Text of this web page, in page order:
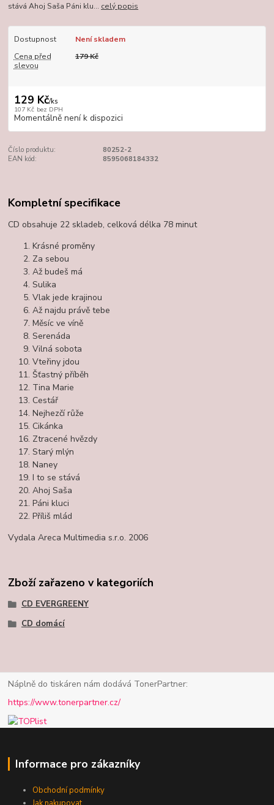
stává Ahoj Saša Páni klu... celý popis
Dostupnost
Není skladem
Cena před
slevou
179 Kč
129 Kč/ks
107 Kč bez DPH
Momentálně není k dispozici
Číslo produktu:
80252-2
EAN kód:
8595068184332
Kompletní specifikace
CD obsahuje 22 skladeb, celková délka 78 minut
Krásné proměny
Za sebou
Až budeš má
Sulika
Vlak jede krajinou
Až najdu právě tebe
Měsíc ve víně
Serenáda
Vilná sobota
Vteřiny jdou
Šťastný příběh
Tina Marie
Cestář
Nejhezčí růže
Cikánka
Ztracené hvězdy
Starý mlýn
Naney
I to se stává
Ahoj Saša
Páni kluci
Příliš mlád
Vydala Areca Multimedia s.r.o. 2006
Zboží zařazeno v kategoriích
CD EVERGREENY
CD domácí
Náplně do tiskáren nám dodává TonerPartner:
https://www.tonerpartner.cz/
Informace pro zákazníky
Obchodní podmínky